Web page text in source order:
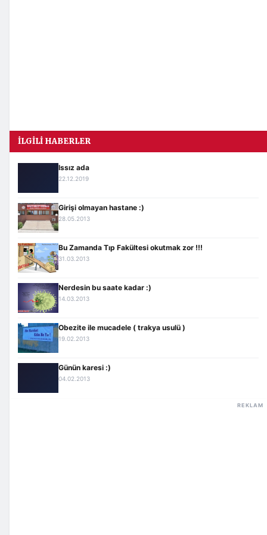
İLGILI HABERLER
Issız ada
22.12.2019
Girişi olmayan hastane :)
28.05.2013
Bu Zamanda Tıp Fakültesi okutmak zor !!!
31.03.2013
Nerdesin bu saate kadar :)
14.03.2013
Obezite ile mucadele ( trakya usulü )
19.02.2013
Günün karesi :)
04.02.2013
REKLAM